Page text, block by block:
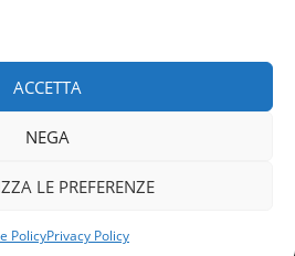
ACCETTA
NEGA
LE PREFERENZE
PolicyPrivacy Policy
COLLABORAZIONI CONTATTI
L’ALBINISMO
| Tutti i diritti riservati
Disegnato daWordPress